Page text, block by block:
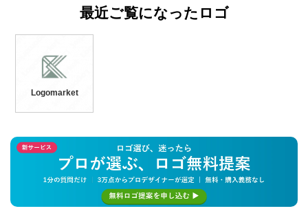
最近ご覧になったロゴ
Logomarket